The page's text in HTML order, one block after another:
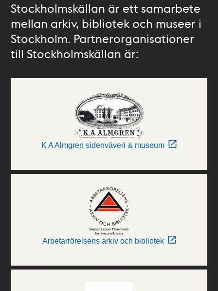
Stockholmskällan är ett samarbete
mellan arkiv, bibliotek och museer i
Stockholm. Partnerorganisationer
till Stockholmskällan är:
K A Almgren sidenväveri & museum
Arbetarrörelsens arkiv och bibliotek